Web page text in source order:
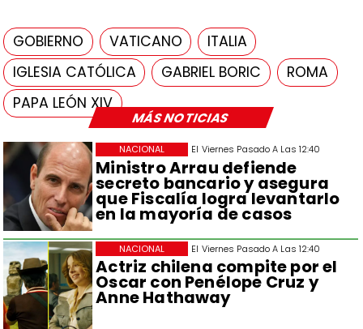
MÁS NOTICIAS
El Viernes Pasado A Las 12:40
Ministro Arrau defiende
secreto bancario y asegura
que Fiscalía logra levantarlo
en la mayoría de casos
NACIONAL
El Viernes Pasado A Las 12:40
Actriz chilena compite por el
Oscar con Penélope Cruz y
Anne Hathaway
NACIONAL
GOBIERNO VATICANO
ITALIA
IGLESIA CATÓLICA
GABRIEL BORIC
ROMA
PAPA LEÓN XIV